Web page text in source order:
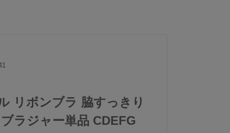
リボンブラ 脇すっきり
ラジャー単品 CDEFG